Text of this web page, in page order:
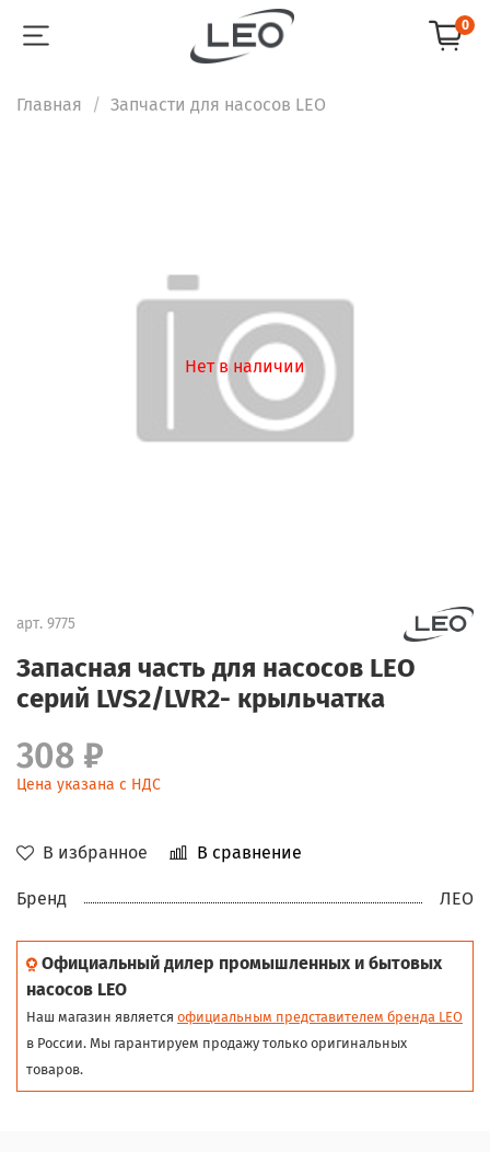
0
Главная Запчасти для насосов LEO
Нет в наличии
арт. 9775
Запасная часть для насосов LEO
серий LVS2/LVR2- крыльчатка
В избранное В сравнение
308 ₽
Цена указана с НДС
Бренд ЛЕО
Официальный дилер промышленных и бытовых
насосов LEO
Наш магазин является официальным представителем бренда LEO
в России. Мы гарантируем продажу только оригинальных
товаров.